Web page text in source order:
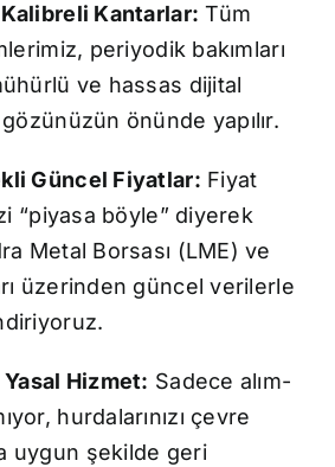
Kantarlar: Tüm
periyodik bakımları
ve hassas dijital
önünde yapılır.
Güncel Fiyatlar: Fiyat
“piyasa böyle” diyerek
Metal Borsası (LME) ve
üzerinden güncel verilerle
Yasal Hizmet: Sadece alım-
hurdalarınızı çevre
uygun şekilde geri